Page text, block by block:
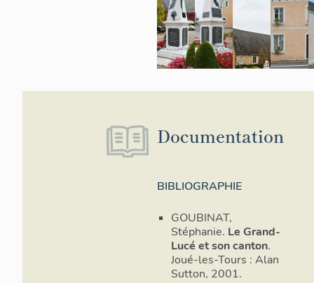
Documentation
BIBLIOGRAPHIE
GOUBINAT,
Stéphanie. Le Grand-
Lucé et son canton.
Joué-les-Tours : Alan
Sutton, 2001.